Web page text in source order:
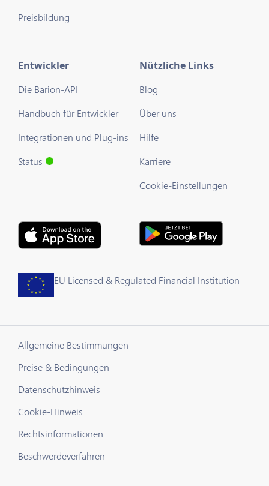
Preisbildung
Entwickler
Die Barion-API
Handbuch für Entwickler
Integrationen und Plug-ins
Status
Nützliche Links
Blog
Über uns
Hilfe
Karriere
Cookie-Einstellungen
EU Licensed & Regulated Financial Institution
Allgemeine Bestimmungen
Preise & Bedingungen
Datenschutzhinweis
Cookie-Hinweis
Rechtsinformationen
Beschwerdeverfahren